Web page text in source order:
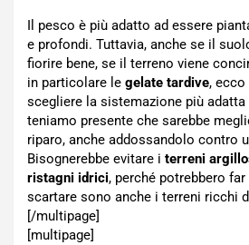
Il pesco è più adatto ad essere
e profondi. Tuttavia, anche se il
fiorire bene, se il terreno viene
in particolare le gelate tardive, ecco
scegliere la sistemazione più adatta
teniamo presente che sarebbe
riparo, anche addossandolo contro
Bisognerebbe evitare i terreni
ristagni idrici, perché potrebbero
scartare sono anche i terreni ricchi
[/multipage]
[multipage]